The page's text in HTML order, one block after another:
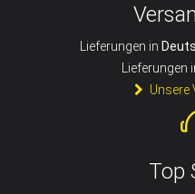
Lieferungen in
Lieferungen
Unsere
Top